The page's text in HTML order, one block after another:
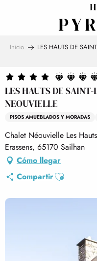
Inicio LES HAUTS DE
LES HAUTS DE
NEOUVIELLE
PISOS AMUEBLADOS Y MORADAS
Chalet Néouvielle Les
Erassens, 65170 Sailhan
Cómo llegar
CompartirAjouter aux